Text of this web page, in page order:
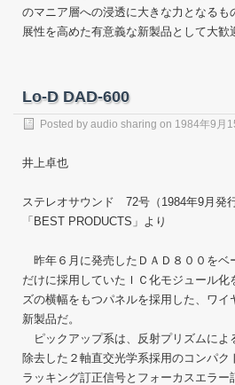
のマニア層への浸透に大きな力となるも
展性を高めた有意義な新製品として大歓
Lo-D DAD-600
Posted by audio sharing on 1984年9月
井上卓也
ステレオサウンド 72号（1984年9月発行
「BEST PRODUCTS」より
昨年６月に発売したＤＡＤ８００をベ
だけに採用していたＩＣ化モジュール化
ズの横幅をもつパネルを採用した、ワ
新製品だ。
ピックアップ系は、反射プリズムによ
除去した２軸直交光学系採用のコンパク
ラッキング訂正信号とフォーカスエラー